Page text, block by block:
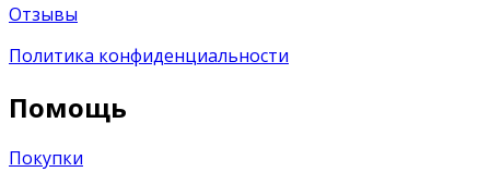
Отзывы
Политика конфиденциальности
Помощь
Покупки